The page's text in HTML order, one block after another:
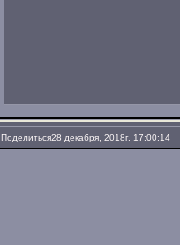
Поделиться28 декабря, 2018г. 17:00:14